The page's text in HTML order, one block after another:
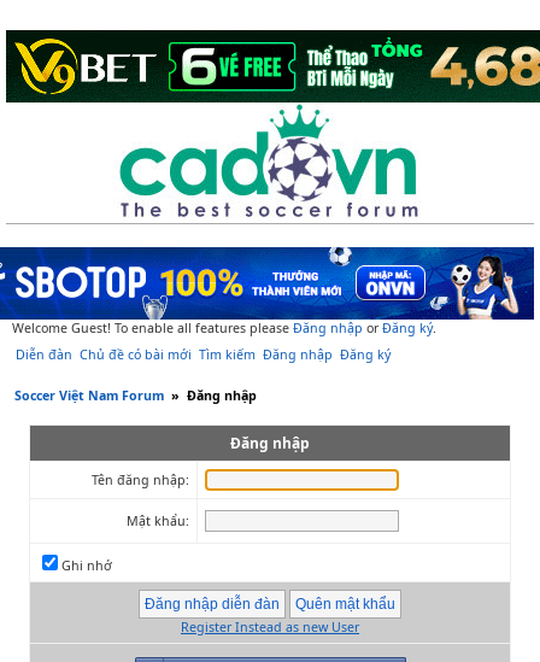
Welcome Guest! To enable all features please Đăng nhập orĐăng ký.
Diễn đàn Chủ đề có bài mới Tìm kiếm Đăng nhập Đăng ký
Soccer Việt Nam Forum » Đăng nhập
Đăng nhập
Tên đăng nhập:
Mật khẩu:
Ghi nhớ
Register Instead as new User